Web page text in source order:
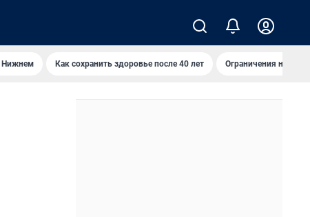
Нижнем Как сохранить здоровье после 40 лет Ограничения на